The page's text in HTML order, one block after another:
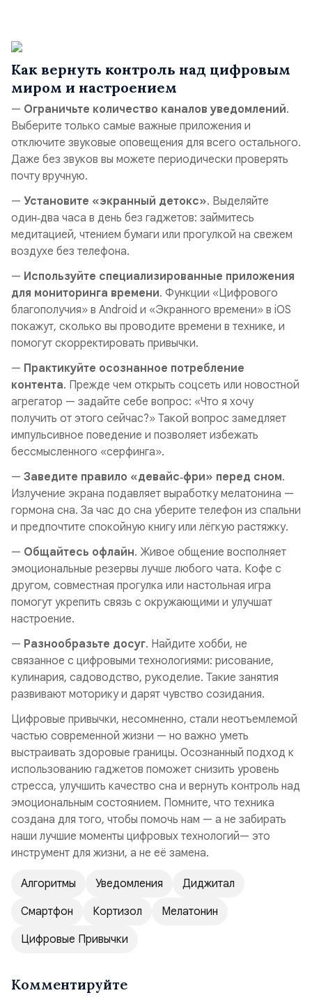
Как вернуть контроль над цифровым
миром и настроением
— Ограничьте количество каналов уведомлений.
Выберите только самые важные приложения и
отключите звуковые оповещения для всего остального.
Даже без звуков вы можете периодически проверять
почту вручную.
— Установите «экранный детокс». Выделяйте
один‑два часа в день без гаджетов: займитесь
медитацией, чтением бумаги или прогулкой на свежем
воздухе без телефона.
— Используйте специализированные приложения
для мониторинга времени. Функции «Цифрового
благополучия» в Android и «Экранного времени» в iOS
покажут, сколько вы проводите времени в технике, и
помогут скорректировать привычки.
— Практикуйте осознанное потребление
контента. Прежде чем открыть соцсеть или новостной
агрегатор — задайте себе вопрос: «Что я хочу
получить от этого сейчас?» Такой вопрос замедляет
импульсивное поведение и позволяет избежать
бессмысленного «серфинга».
— Заведите правило «девайс‑фри» перед сном.
Излучение экрана подавляет выработку мелатонина —
гормона сна. За час до сна уберите телефон из спальни
и предпочтите спокойную книгу или лёгкую растяжку.
— Общайтесь офлайн. Живое общение восполняет
эмоциональные резервы лучше любого чата. Кофе с
другом, совместная прогулка или настольная игра
помогут укрепить связь с окружающими и улучшат
настроение.
— Разнообразьте досуг. Найдите хобби, не
связанное с цифровыми технологиями: рисование,
кулинария, садоводство, рукоделие. Такие занятия
развивают моторику и дарят чувство созидания.
Цифровые привычки, несомненно, стали неотъемлемой
частью современной жизни — но важно уметь
выстраивать здоровые границы. Осознанный подход к
использованию гаджетов поможет снизить уровень
стресса, улучшить качество сна и вернуть контроль над
эмоциональным состоянием. Помните, что техника
создана для того, чтобы помочь нам — а не забирать
наши лучшие моменты цифровых технологий— это
инструмент для жизни, а не её замена.
Алгоритмы Уведомления
Диджитал
Смартфон
Кортизол
Мелатонин
Цифровые Привычки
Комментируйте